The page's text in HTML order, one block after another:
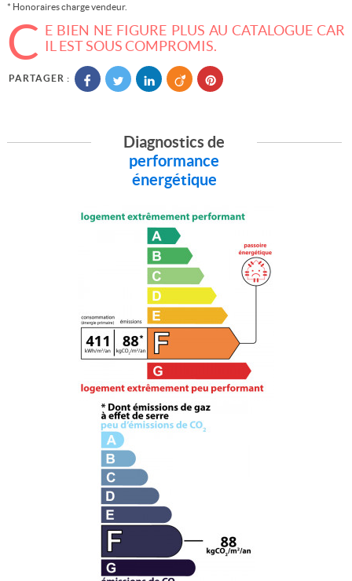
* Honoraires charge vendeur.
C E BIEN NE FIGURE PLUS AU CATALOGUE CAR
IL EST SOUS COMPROMIS.
PARTAGER :
Diagnostics de
performance
énergétique